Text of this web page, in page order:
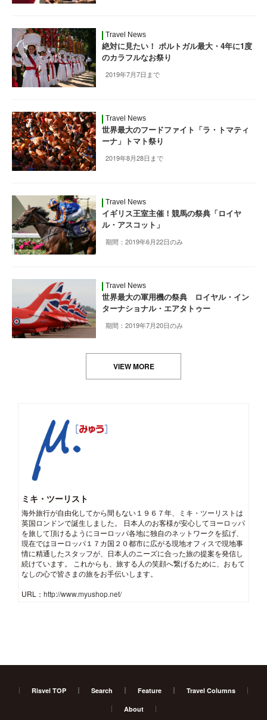
Travel News
絶対に見たい！ ポルトガル最大・4年に1度
のカラフルなお祭り
2019年7月7日まで
Travel News
世界最大のフードファイト「ラ・トマティ
ーナ」トマト祭り
2019年8月28日まで
Travel News
イギリス王室主催！競馬の祭典「ロイヤ
ル・アスコット」
期間：2019年6月22日のみ
Travel News
世界最大の軍用機の祭典 ロイヤル・イン
ターナショナル・エアタトゥー
期間：2019年7月20日のみ
VIEW MORE
ミキ・ツーリスト
海外旅行が自由化してから間もない１９６７年、ミキ・ツーリストは
英国ロンドンで誕生しました。 日本人のお客様が安心してヨーロッパ
を旅して頂けるようにヨーロッパ各地に独自のネットワークを拡げ、
現在ではヨーロッパ１７カ国２０都市に広がる現地オフィスで現地事
情に精通したスタッフが、日本人のニーズに合った旅の提案を発信し
続けています。 これからも、旅する人の笑顔へ繋げるために、おもて
なしの心で皆さまの旅をお手伝いします。
URL： http://www.myushop.net/
Risvel TOP Search Feature Travel Columns
About